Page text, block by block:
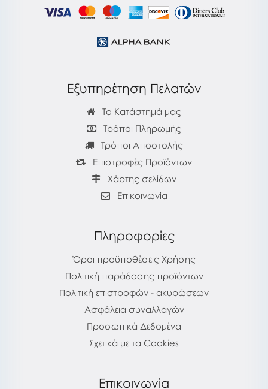
Εξυπηρέτηση Πελατών
Το Κατάστημά μας
Τρόποι Πληρωμής
Τρόποι Αποστολής
Επιστροφές Προϊόντων
Χάρτης σελίδων
Επικοινωνία
Πληροφορίες
Όροι προϋποθέσεις Χρήσης
Πολιτική παράδοσης προϊόντων
Πολιτική επιστροφών - ακυρώσεων
Ασφάλεια συναλλαγών
Προσωπικά Δεδομένα
Σχετικά με τα Cookies
Επικοινωνία